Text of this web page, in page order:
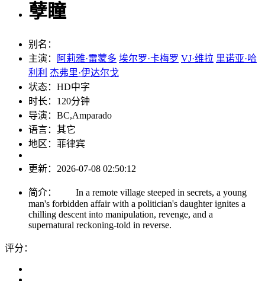
孽瞳
别名：
主演：
阿莉雅·雷蒙多 埃尔罗·卡梅罗 VJ·维拉 里诺亚·哈
利利 杰弗里·伊达尔戈
状态： HD中字
时长： 120分钟
导演： BC,Amparado
语言： 其它
地区： 菲律宾
更新： 2026-07-08 02:50:12
简介：
In a remote village steeped in secrets, a young
man's forbidden affair with a politician's daughter ignites a
chilling descent into manipulation, revenge, and a
supernatural reckoning-told in reverse.
评分：